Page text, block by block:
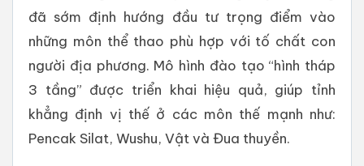
đã sớm định hướng đầu tư trọng điểm vào
những môn thể thao phù hợp với tố chất con
người địa phương. Mô hình đào tạo “hình tháp
3 tầng” được triển khai hiệu quả, giúp tỉnh
khẳng định vị thế ở các môn thế mạnh như:
Pencak Silat, Wushu, Vật và Đua thuyền.